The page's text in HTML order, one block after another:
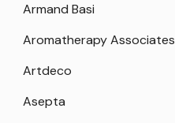
Armand Basi
Aromatherapy Associates
Artdeco
Asepta